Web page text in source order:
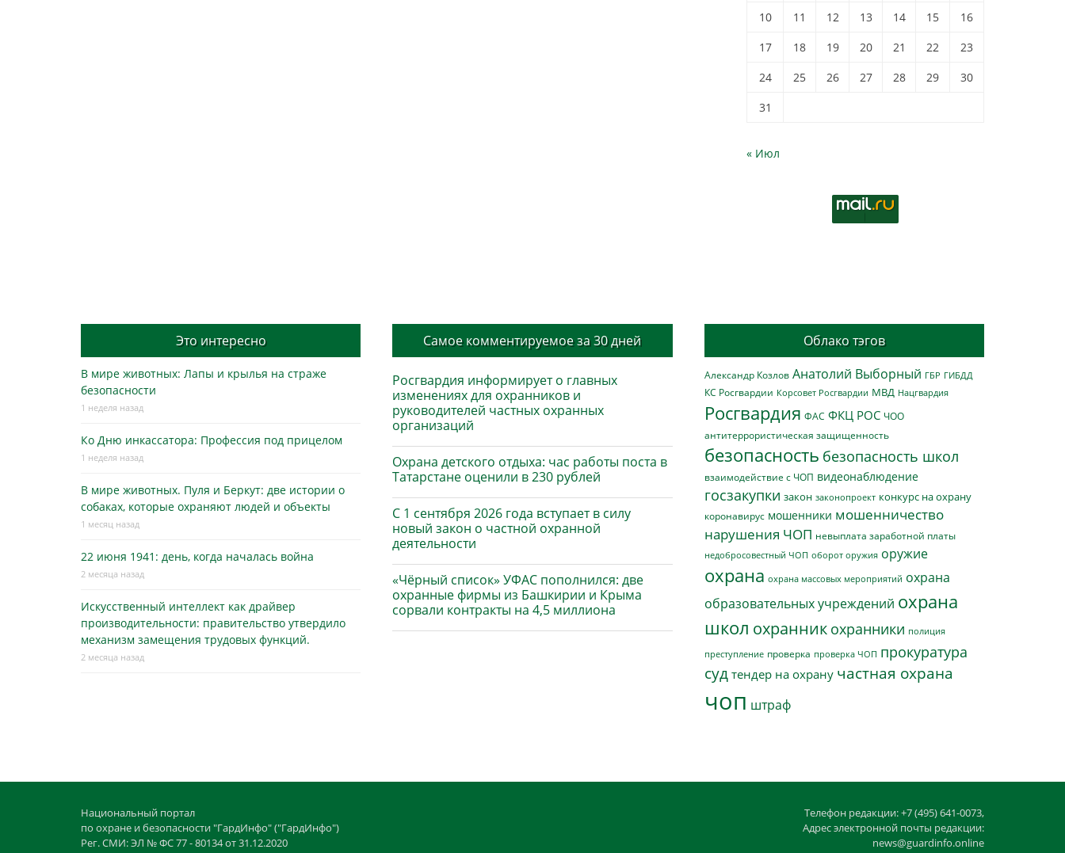
10
11 12 13 14 15
16
17
18 19 20 21 22
23
24
25 26 27 28 29
30
31
« Июл
Это интересно
В мире животных: Лапы и крылья на страже
безопасности
1 неделя назад
Ко Дню инкассатора: Профессия под прицелом
1 неделя назад
В мире животных. Пуля и Беркут: две истории о
собаках, которые охраняют людей и объекты
1 месяц назад
22 июня 1941: день, когда началась война
2 месяца назад
Искусственный интеллект как драйвер
производительности: правительство утвердило
механизм замещения трудовых функций.
2 месяца назад
Самое комментируемое за 30 дней
Росгвардия информирует о главных
изменениях для охранников и
руководителей частных охранных
организаций
Охрана детского отдыха: час работы поста в
Татарстане оценили в 230 рублей
С 1 сентября 2026 года вступает в силу
новый закон о частной охранной
деятельности
«Чёрный список» УФАС пополнился: две
охранные фирмы из Башкирии и Крыма
сорвали контракты на 4,5 миллиона
Облако тэгов
Александр Козлов Анатолий Выборный ГБР ГИБДД
КС Росгвардии Корсовет Росгвардии МВД Нацгвардия
Росгвардия ФАС ФКЦ РОС ЧОО
антитеррористическая защищенность
безопасность безопасность школ
взаимодействие с ЧОП видеонаблюдение
госзакупки закон законопроект конкурс на охрану
коронавирус мошенники мошенничество
нарушения ЧОП невыплата заработной платы
недобросовестный ЧОП оборот оружия оружие
охрана охрана массовых мероприятий охрана
образовательных учреждений охрана
школ охранник охранники полиция
преступление проверка проверка ЧОП прокуратура
суд тендер на охрану частная охрана
чоп штраф
Национальный портал
по охране и безопасности "ГардИнфо" ("ГардИнфо")
Рег. СМИ: ЭЛ № ФС 77 - 80134 от 31.12.2020
Телефон редакции: +7 (495) 641-0073,
Адрес электронной почты редакции:
news@guardinfo.online